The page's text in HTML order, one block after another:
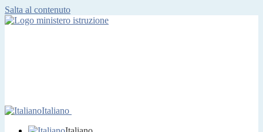
Salta al contenuto
Italiano